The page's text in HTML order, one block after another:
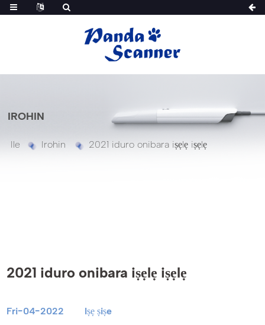
IROHIN
Ile Irohin 2021 iduro onibara iṣẹlẹ iṣẹlẹ
2021 iduro onibara iṣẹlẹ iṣẹlẹ
Fri-04-2022 Iṣẹ ṣiṣe